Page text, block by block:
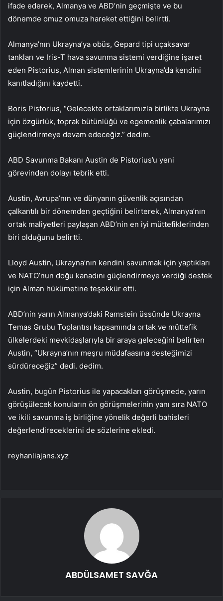
ifade ederek, Almanya ve ABD’nin geçmişte ve bu
dönemde omuz omuza hareket ettiğini belirtti.
Almanya’nın Ukrayna’ya obüs, Gepard tipi uçaksavar
tankları ve Iris-T hava savunma sistemi verdiğine işaret
eden Pistorius, Alman sistemlerinin Ukrayna’da kendini
kanıtladığını kaydetti.
Boris Pistorius, “Gelecekte ortaklarımızla birlikte Ukrayna
için özgürlük, toprak bütünlüğü ve egemenlik çabalarımızı
güçlendirmeye devam edeceğiz.” dedim.
ABD Savunma Bakanı Austin de Pistorius’u yeni
görevinden dolayı tebrik etti.
Austin, Avrupa’nın ve dünyanın güvenlik açısından
çalkantılı bir dönemden geçtiğini belirterek, Almanya’nın
ortak maliyetleri paylaşan ABD’nin en iyi müttefiklerinden
biri olduğunu belirtti.
Lloyd Austin, Ukrayna’nın kendini savunmak için yaptıkları
ve NATO’nun doğu kanadını güçlendirmeye verdiği destek
için Alman hükümetine teşekkür etti.
ABD’nin yarın Almanya’daki Ramstein üssünde Ukrayna
Temas Grubu Toplantısı kapsamında ortak ve müttefik
ülkelerdeki mevkidaşlarıyla bir araya geleceğini belirten
Austin, “Ukrayna’nın meşru müdafaasına desteğimizi
sürdüreceğiz” dedi. dedim.
Austin, bugün Pistorius ile yapacakları görüşmede, yarın
görüşülecek konuların ön görüşmelerinin yanı sıra NATO
ve ikili savunma iş birliğine yönelik değerli bahisleri
değerlendireceklerini de sözlerine ekledi.
reyhanliajans.xyz
ABDÜLSAMET SAVĞA